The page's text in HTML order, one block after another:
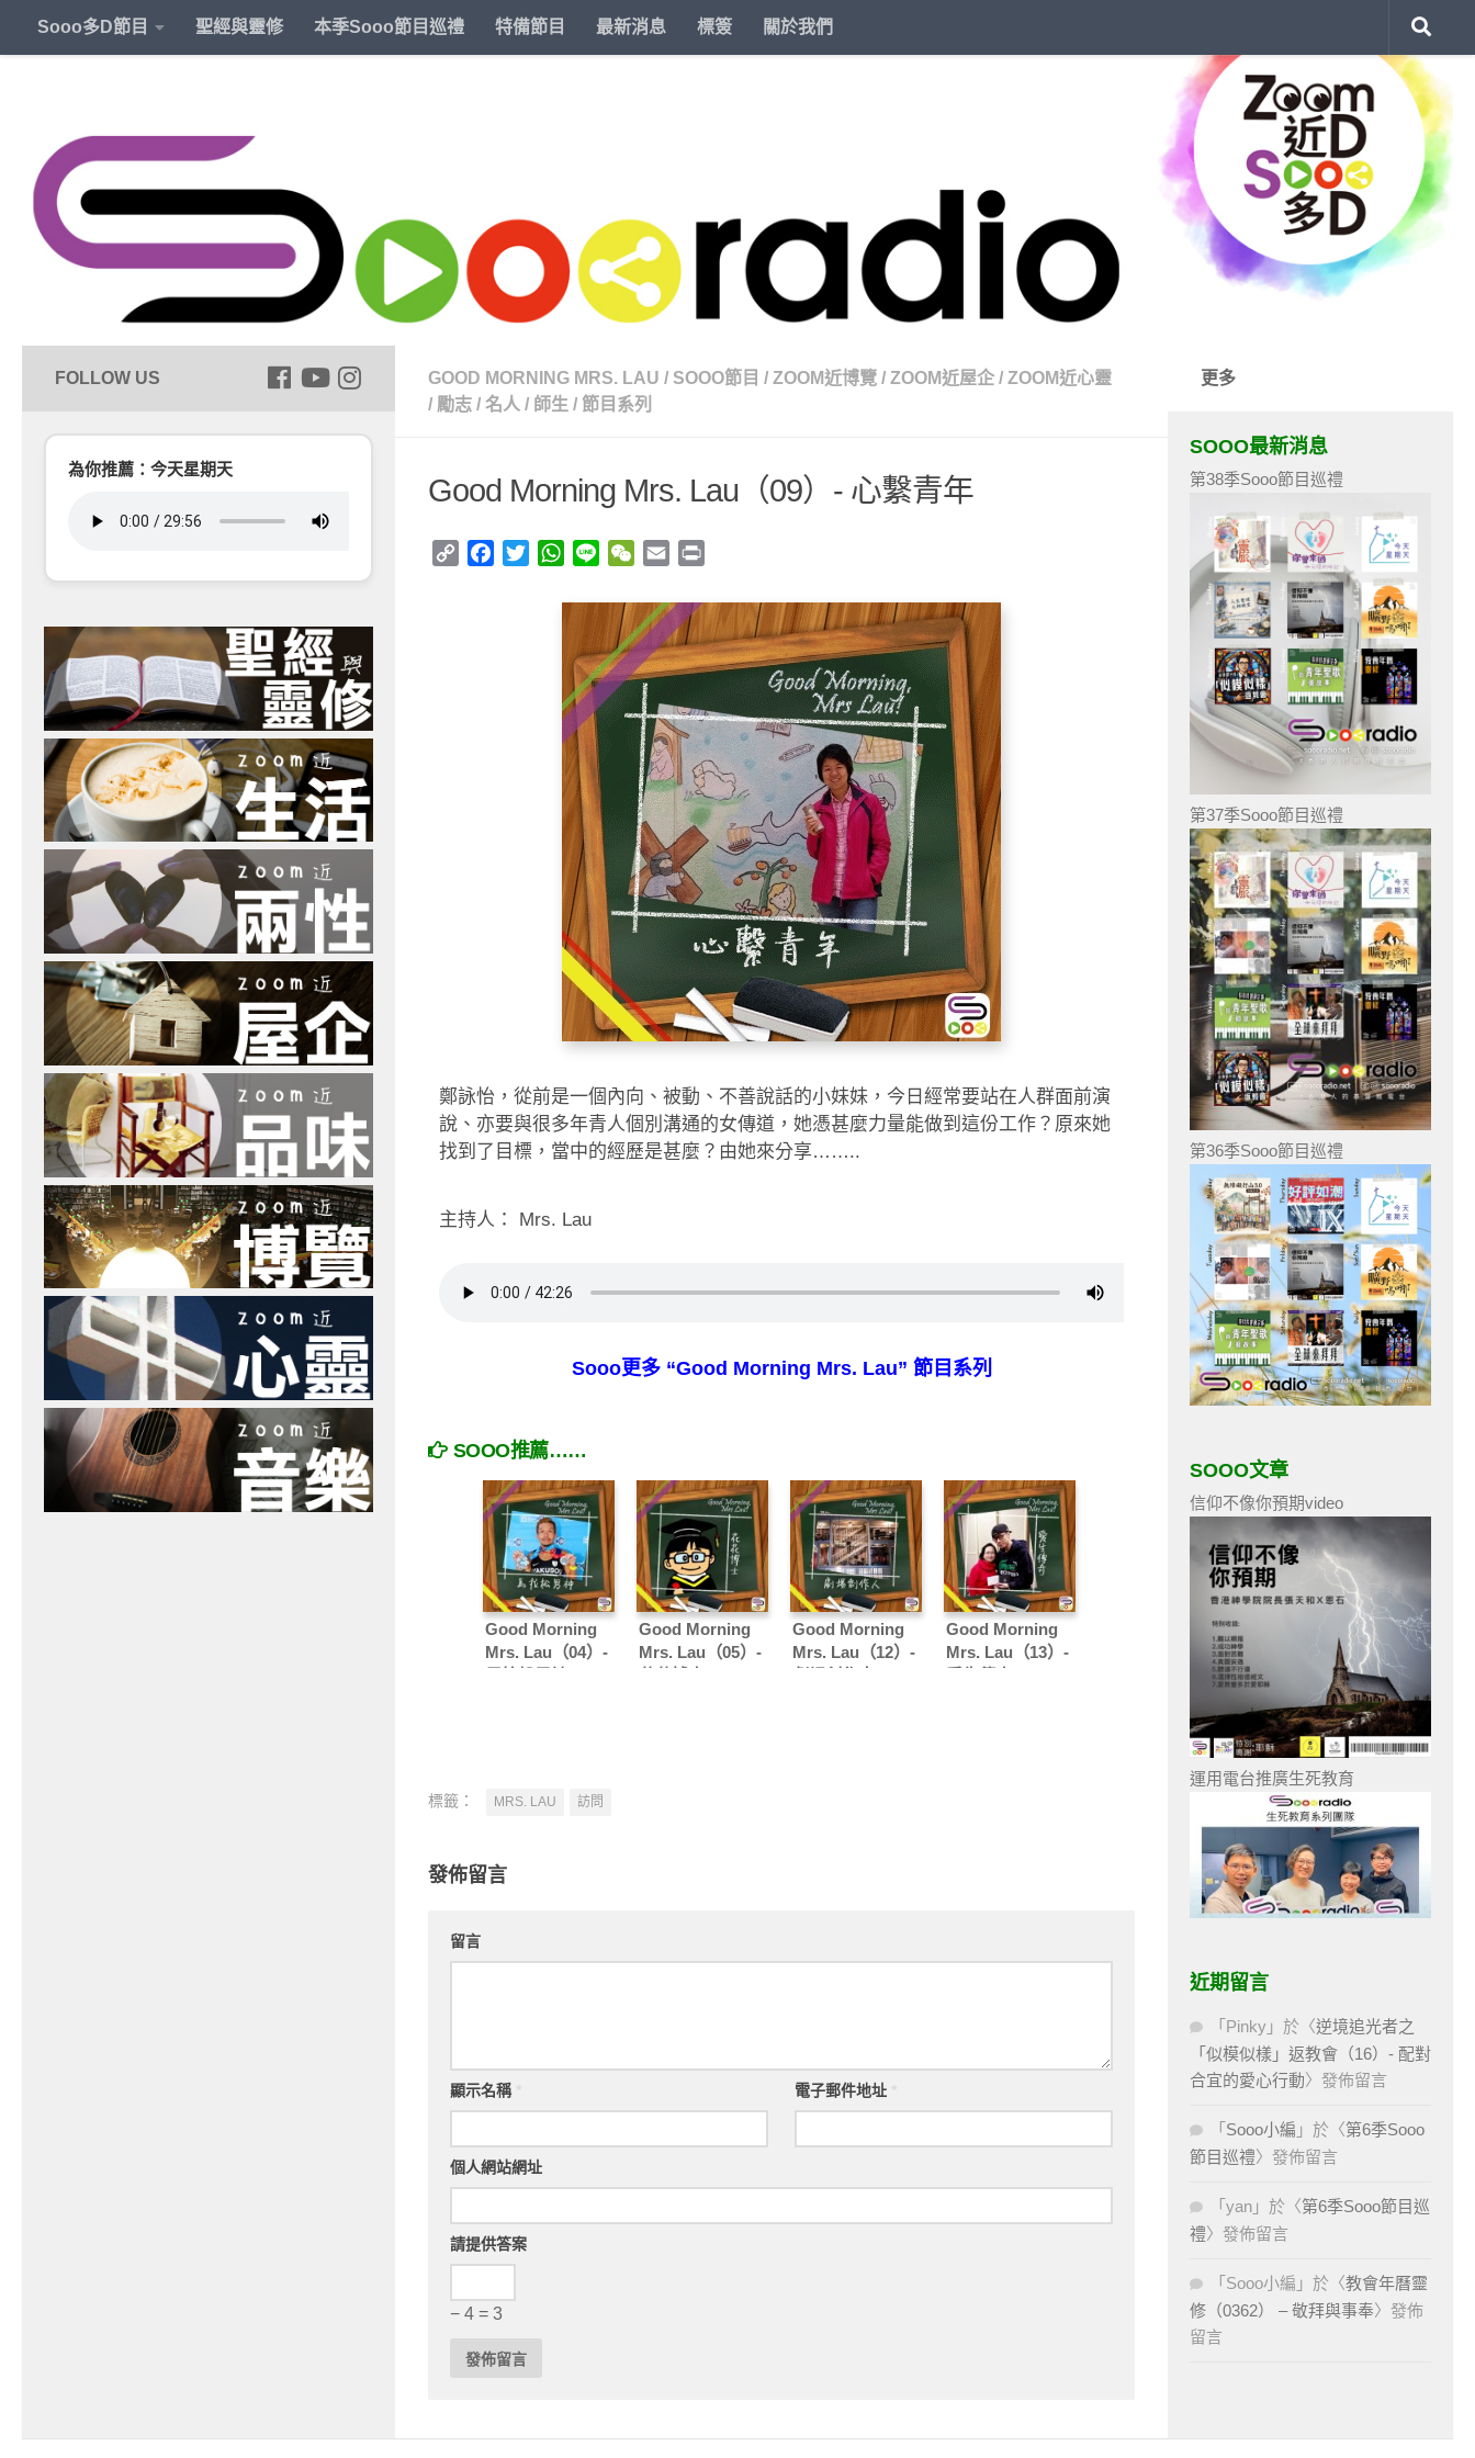
Sooo多D節目 聖經與靈修 本季Sooo節目巡禮 特備節目 最新消息 標簽 關於我們
GOOD MORNING MRS. LAU / SOOO節目 / ZOOM近博覽 / ZOOM近屋企 / ZOOM近心靈
/ 勵志 / 名人 / 師生 / 節目系列
Good Morning Mrs. Lau（09）- 心繫青年
Copy
Facebook
TwitterWhatsApp
Line WeChat
Email
鄭詠怡，從前是一個內向、被動、不善說話的小妹妹，今日經常要站在人群面前演
說、亦要與很多年青人個別溝通的女傳道，她憑甚麼力量能做到這份工作？原來她
找到了目標，當中的經歷是甚麼？由她來分享……..
主持人： Mrs. Lau
Sooo更多 “Good Morning Mrs. Lau” 節目系列
SOOO推薦……
Good Morning
Mrs. Lau（04）-
Good Morning
Mrs. Lau（05）-
Good Morning
Mrs. Lau（12）-
Good Morning
Mrs. Lau（13）-
標籤： MRS. LAU 訪問
發佈留言
留言
顯示名稱 電子郵件地址
個人網站網址
請提供答案
− 4 = 3
為你推薦：今天星期天
更多
SOOO最新消息
第38季Sooo節目巡禮
第37季Sooo節目巡禮
第36季Sooo節目巡禮
SOOO文章
信仰不像你預期video
運用電台推廣生死教育
近期留言
「 Pinky 」於〈逆境追光者之
「似模似樣」返教會（16）- 配對
合宜的愛心行動〉發佈留言
「 Sooo小編 」於〈第6季Sooo
節目巡禮〉發佈留言
「 yan 」於〈第6季Sooo節目巡
禮〉發佈留言
「 Sooo小編 」於〈教會年曆靈
修（0362） – 敬拜與事奉〉發佈
留言